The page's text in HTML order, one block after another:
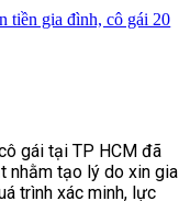
tiền gia đình, cô gái 20
gái tại TP HCM đã
nhằm tạo lý do xin gia
trình xác minh, lực